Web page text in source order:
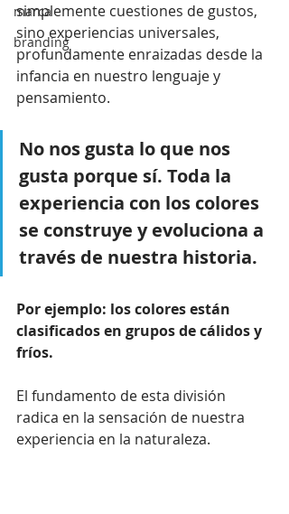
marca
branding
simplemente cuestiones de gustos,
sino experiencias universales,
profundamente enraizadas desde la
infancia en nuestro lenguaje y
pensamiento.⁠
No nos gusta lo que nos
gusta porque sí. Toda la
experiencia con los colores
se construye y evoluciona a
través de nuestra historia.⁠
Por ejemplo: los colores están
clasificados en grupos de cálidos y
fríos.
El fundamento de esta división
radica en la sensación de nuestra
experiencia en la naturaleza.